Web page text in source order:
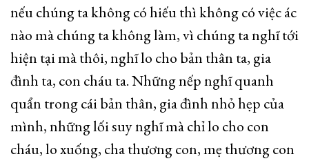
nếu chúng ta không có hiếu thì không có việc ác
nào mà chúng ta không làm, vì chúng ta nghĩ tới
hiện tại mà thôi, nghĩ lo cho bản thân ta, gia
đình ta, con cháu ta. Những nếp nghĩ quanh
quẩn trong cái bản thân, gia đình nhỏ hẹp của
mình, những lối suy nghĩ mà chỉ lo cho con
cháu, lo xuống, cha thương con, mẹ thương con